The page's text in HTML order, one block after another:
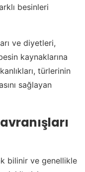
besinleri
ve diyetleri,
kaynaklarına
türlerinin
sağlayan
bilinir ve genellikle